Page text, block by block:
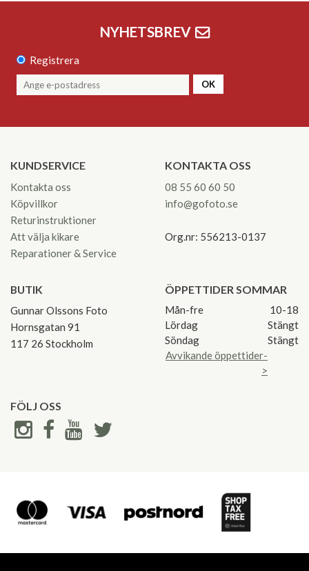
NYHETSBREV
Registrera
OK
KUNDSERVICE
Kontakta oss
Köpvillkor
Returinstruktioner
Att välja kikare
Reparationer & Service
KONTAKTA OSS
08 55 60 60 50
info@gofoto.se
Org.nr: 556213-0137
BUTIK
Gunnar Olssons Foto
Hornsgatan 91
117 26 Stockholm
ÖPPETTIDER SOMMAR
Mån-fre
10-18
Lördag
Stängt
Söndag
Stängt
Avvikande öppettider-
>
FÖLJ OSS